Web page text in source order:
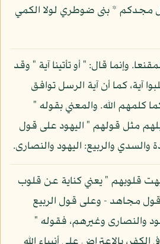
مجدكم * بنى ضوطري لولا الكمي
وإنما قال: " أو تأتينا آية " وقد
آية، كما أن آية الرسل توافق
كلمهم الله. والمعني بقوله "
مثل قولهم " اليهود على قول
والربيع: اليهود والنصارى.
قلوبهم " يعني كناية عن قلوب
مجاهد - وعلى قول الربيع
والنصارى وغيرهم، فقوله "